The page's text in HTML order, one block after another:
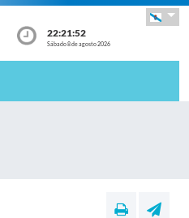
22:21:52
Sábado 8 de agosto 2026